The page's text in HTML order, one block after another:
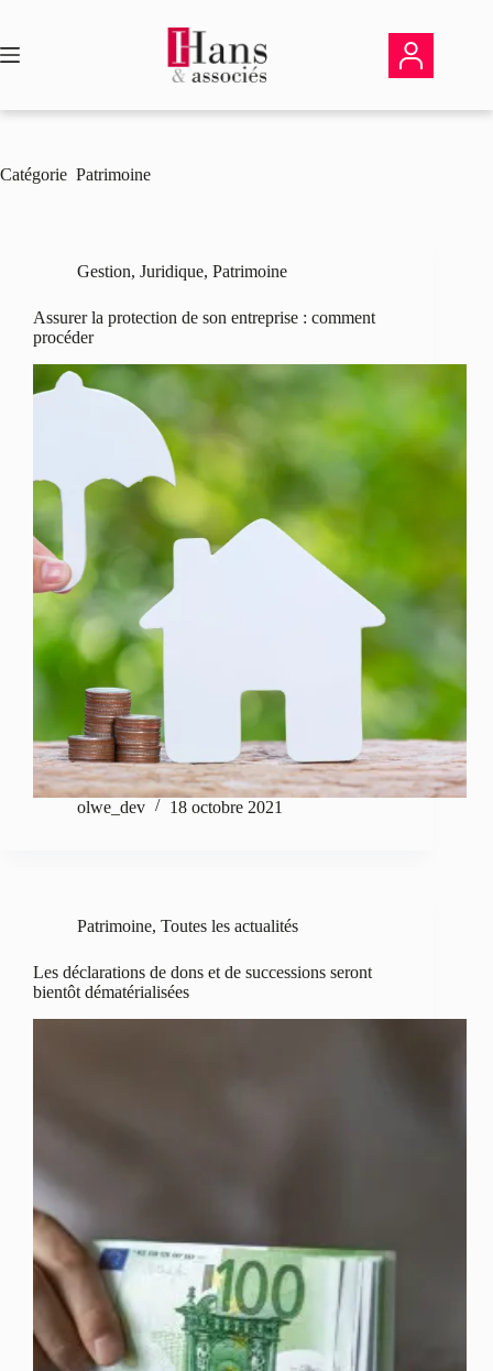
contenu
Catégorie Patrimoine
Gestion, Juridique, Patrimoine
Assurer la protection de son entreprise : comment
procéder
olwe_dev 18 octobre 2021
Patrimoine, Toutes les actualités
Les déclarations de dons et de successions seront
bientôt dématérialisées